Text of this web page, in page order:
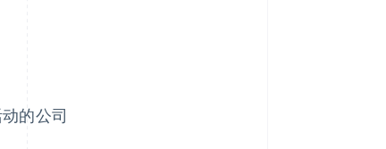
的公司